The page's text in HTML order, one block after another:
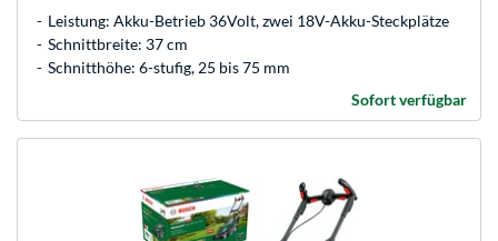
Leistung: Akku-Betrieb 36Volt, zwei 18V-Akku-Steckplätze
Schnittbreite: 37 cm
Schnitthöhe: 6-stufig, 25 bis 75 mm
Sofort verfügbar